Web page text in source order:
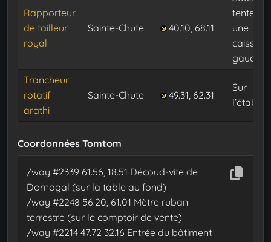
Rapporteur
de tailleur
royal
Sainte-Chute 40.10, 68.11
tente,
une
caisse à
gauche
Trancheur
rotatif
arathi
Sainte-Chute 49.31, 62.31
Sur
l’établi
Coordonnées Tomtom
/way #2339 61.56, 18.51 Découd-vite de
Dornogal (sur la table au fond)
/way #2248 56.20, 61.01 Mètre ruban
terrestre (sur le comptoir de vente)
/way #2214 47.72 32.16 Entrée du bâtiment